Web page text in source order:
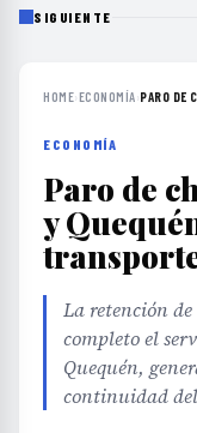
SIGUIENTE
HOME›ECONOMÍA›PARO DE
ECONOMÍA
Paro de
y
La retención de
completo el
Quequén,
continuidad